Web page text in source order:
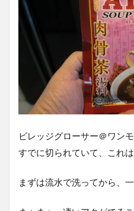
ビレッジグローサー＠ワン
すでに切られていて、これは
まずは流水で洗ってから、